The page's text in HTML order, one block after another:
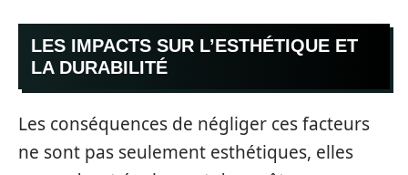
LES IMPACTS SUR L’ESTHÉTIQUE ET
LA DURABILITÉ
Les conséquences de négliger ces facteurs
ne sont pas seulement esthétiques, elles